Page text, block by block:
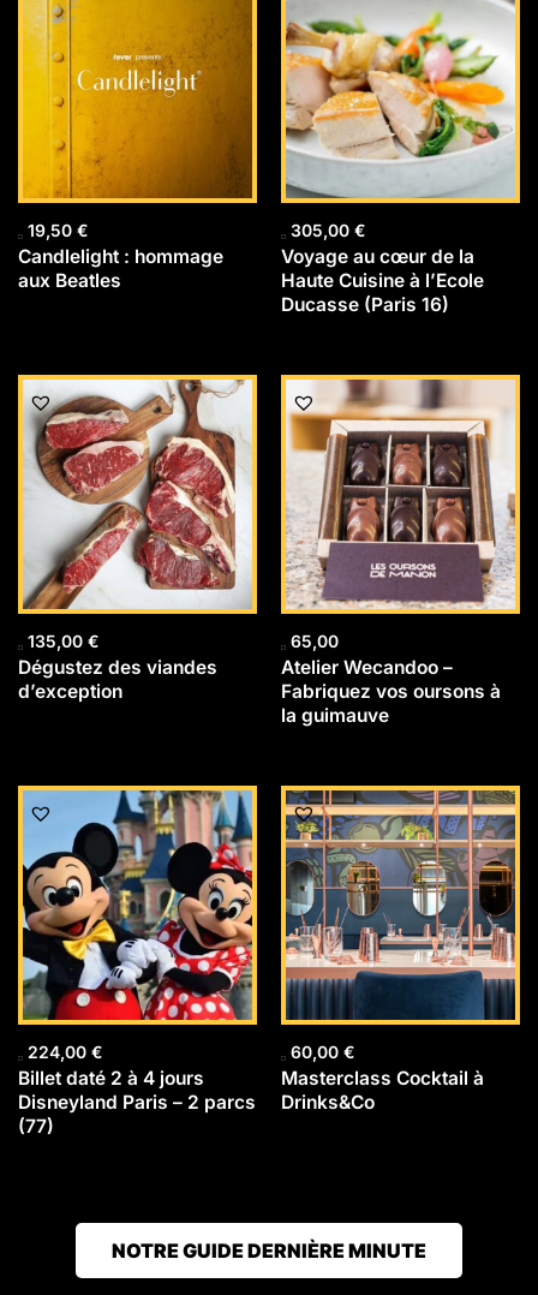
19,50 €
Candlelight : hommage
aux Beatles
305,00 €
Voyage au cœur de la
Haute Cuisine à l’Ecole
Ducasse (Paris 16)
135,00 €
Dégustez des viandes
d’exception
65,00
Atelier Wecandoo –
Fabriquez vos oursons à
la guimauve
224,00 €
Billet daté 2 à 4 jours
Disneyland Paris – 2 parcs
(77)
60,00 €
Masterclass Cocktail à
Drinks&Co
NOTRE GUIDE DERNIÈRE MINUTE